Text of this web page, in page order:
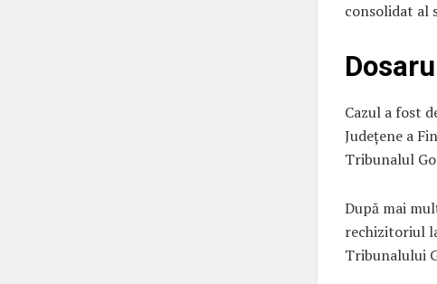
consolidat al
Cazul a fost
Județene a
Tribunalul
După mai
rechizitoriul
Tribunalului